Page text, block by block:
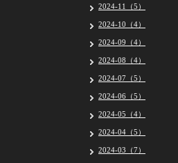
2024-11（5）
2024-10（4）
2024-09（4）
2024-08（4）
2024-07（5）
2024-06（5）
2024-05（4）
2024-04（5）
2024-03（7）